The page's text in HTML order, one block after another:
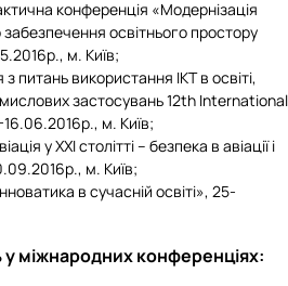
конференція «Модернізація
освітнього простору
м. Київ;
питань використання ІКТ в освіті,
застосувань 12th International
м. Київ;
у XXI столітті – безпека в авіації і
м. Київ;
в сучасній освіті», 25-
у міжнародних конференціях: